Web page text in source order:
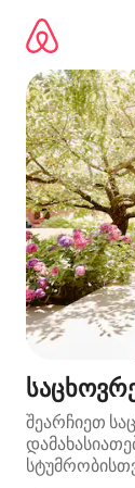
გადასვლა
შეარჩიეთ